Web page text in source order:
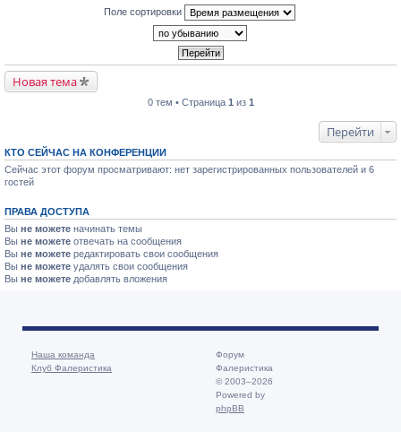
Поле сортировки
Новая тема
0 тем • Страница 1 из 1
Перейти
КТО СЕЙЧАС НА КОНФЕРЕНЦИИ
Сейчас этот форум просматривают: нет зарегистрированных пользователей и 6
гостей
ПРАВА ДОСТУПА
Вы не можете начинать темы
Вы не можете отвечать на сообщения
Вы не можете редактировать свои сообщения
Вы не можете удалять свои сообщения
Вы не можете добавлять вложения
Наша команда
Клуб Фалеристика
Форум
Фалеристика
© 2003–2026
Powered by
phpBB